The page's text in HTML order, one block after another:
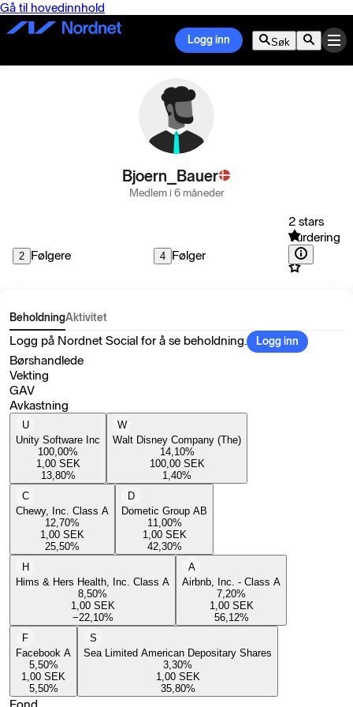
Gå til hovedinnhold
Logg inn Søk
Bjoern_Bauer
Medlem i 6 måneder
2 Følgere 4 Følger
2 stars
Vurdering
BeholdningAktivitet
Logg på Nordnet Social for å se beholdning. Logg inn
Børshandlede
Vekting
GAV
Avkastning
U
Unity Software Inc
100,00%
1,00 SEK
13,80%
W
Walt Disney Company (The)
14,10%
100,00 SEK
1,40%
C
Chewy, Inc. Class A
12,70%
1,00 SEK
25,50%
D
Dometic Group AB
11,00%
1,00 SEK
42,30%
H
Hims & Hers Health, Inc. Class A
8,50%
1,00 SEK
−22,10%
A
Airbnb, Inc. - Class A
7,20%
1,00 SEK
56,12%
F
Facebook A
5,50%
1,00 SEK
5,50%
S
Sea Limited American Depositary Shares
3,30%
1,00 SEK
35,80%